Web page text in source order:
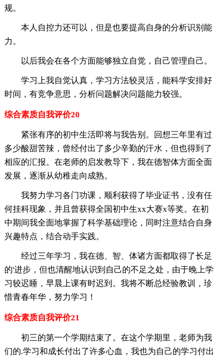
规。
本人自控力还可以，但是也要提高自身的分析识别能
力。
以后我会在各个方面能够独立自觉，自己管理自己。
学习上我自觉认真，学习方法较灵活，能科学安排好
时间，有竞争意思，分析问题解决问题能力较强。
综合素质自我评价20
紧张有序的初中生活即将与我告别。回想三年里有过
多少酸甜苦辣，曾经付出了多少辛勤的汗水，但也得到了
相应的汇报。在老师的启发教导下，我在德智体方面全面
发展，逐渐从幼稚走向成熟。
我努力学习各门功课，顺利获得了毕业证书，没有任
何挂科现象，并且曾获得全国初中生xx大赛x等奖。在初
中期间我全面地掌握了科学基础理论，同时注意结合自身
兴趣特点，结合动手实践。
经过三年学习，我在德、智、体诸方面都取得了长足
的'进步，但也清醒地认识到自己的不足之处，由于晚上学
习较迟睡，早晨上课有时迟到。我将不断总经验教训，珍
惜青春年华，努力学习！
综合素质自我评价21
初三的第一个学期结束了。在这个学期里，老师为我
们的.学习和成长付出了许多心血，我也为自己的学习付出